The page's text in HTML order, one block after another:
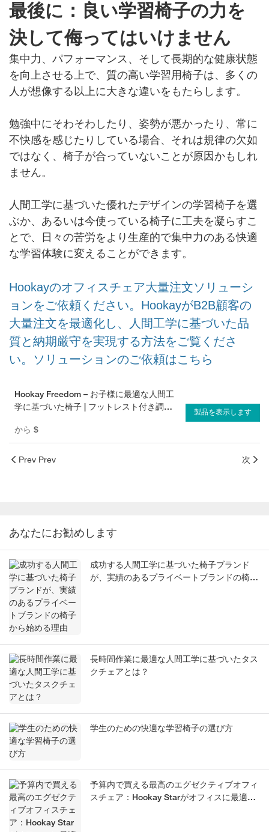
最後に：良い学習椅子の力を
決して侮ってはいけません
集中力、パフォーマンス、そして長期的な健康状態
を向上させる上で、質の高い学習用椅子は、多くの
人が想像する以上に大きな違いをもたらします。
勉強中にそわそわしたり、姿勢が悪かったり、常に
不快感を感じたりしている場合、それは規律の欠如
ではなく、椅子が合っていないことが原因かもしれ
ません。
人間工学に基づいた優れたデザインの学習椅子を選
ぶか、あるいは今使っている椅子に工夫を凝らすこ
とで、日々の苦労をより生産的で集中力のある快適
な学習体験に変えることができます。
Hookayのオフィスチェア大量注文ソリューシ
ョンをご依頼ください。HookayがB2B顧客の
大量注文を最適化し、人間工学に基づいた品
質と納期厳守を実現する方法をご覧くださ
い。ソリューションのご依頼はこちら
Hookay Freedom – お子様に最適な人間工
学に基づいた椅子 | フットレスト付き調節
から $
製品を表示します
Prev Prev 次
あなたにお勧めします
成功する人間工学に基づいた椅子ブランド
が、実績のあるプライベートブランドの椅子
長時間作業に最適な人間工学に基づいたタス
クチェアとは？
学生のための快適な学習椅子の選び方
予算内で買える最高のエグゼクティブオフィ
スチェア：Hookay Starがオフィスに最適な